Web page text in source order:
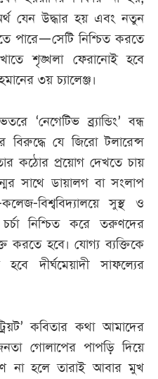
যেন উদ্ধার হয় এবং নতুন
পারে—সেটি নিশ্চিত করতে
শৃঙ্খলা ফেরানোই হবে
৩য় চ্যালেঞ্জ।
‘নেগেটিভ ব্র্যান্ডিং’ বন্ধ
বিরুদ্ধে যে জিরো টলারেন্স
কঠোর প্রয়োগ দেখতে চায়
সাথে ডায়ালগ বা সংলাপ
বিশ্ববিদ্যালয়ে সুস্থ ও
চর্চা নিশ্চিত করে তরুণদের
করতে হবে। যোগ্য ব্যক্তিকে
দীর্ঘমেয়াদী সাফল্যের
কবিতার কথা আমাদের
গোলাপের পাপড়ি দিয়ে
না হলে তারাই আবার মুখ